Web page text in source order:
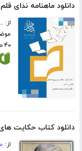
دانلود ماهنامه ندای قلم
از:
۴۰ صفحه
دانلود کتاب حکایت
از: